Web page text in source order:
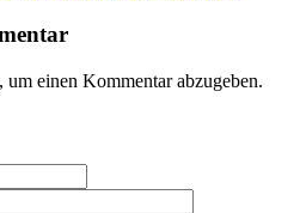
um einen Kommentar abzugeben.